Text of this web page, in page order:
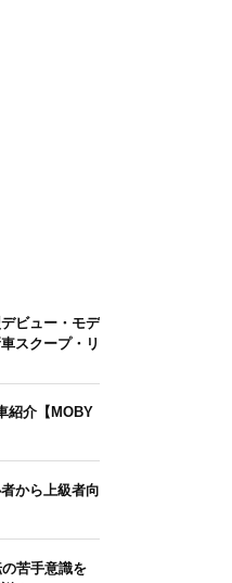
デビュー・モデ
スクープ・リ
紹介【MOBY
から上級者向
の苦手意識を